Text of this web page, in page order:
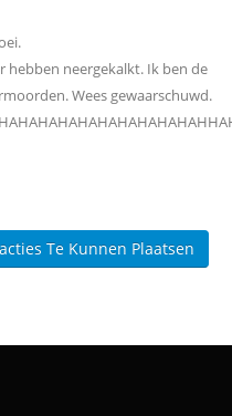
hebben neergekalkt. Ik ben de
Wees gewaarschuwd.
Te Kunnen Plaatsen